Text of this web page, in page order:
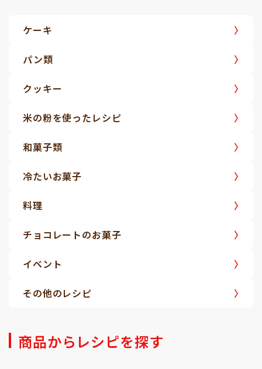
ケーキ
パン類
クッキー
米の粉を使ったレシピ
和菓子類
冷たいお菓子
料理
チョコレートのお菓子
イベント
その他のレシピ
商品からレシピを探す